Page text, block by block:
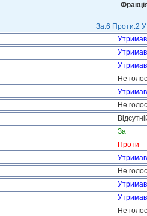
За:6 Проти:2
Не
Не
За
Проти
Не
Не